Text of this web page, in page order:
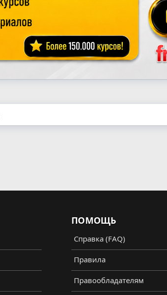
ПОМОЩЬ
Справка (FAQ)
Правила
Правообладателям